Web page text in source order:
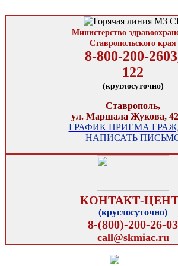
Министерство
Ставропольского края
8-800-200-
122
(круглосуточно)
Ставрополь,
ул. Маршала Жукова,
ГРАФИК ПРИЕМА
НАПИСАТЬ
КОНТАКТ-
(круглосуточно)
8-(800)-200-26-03
call@skmiac.ru